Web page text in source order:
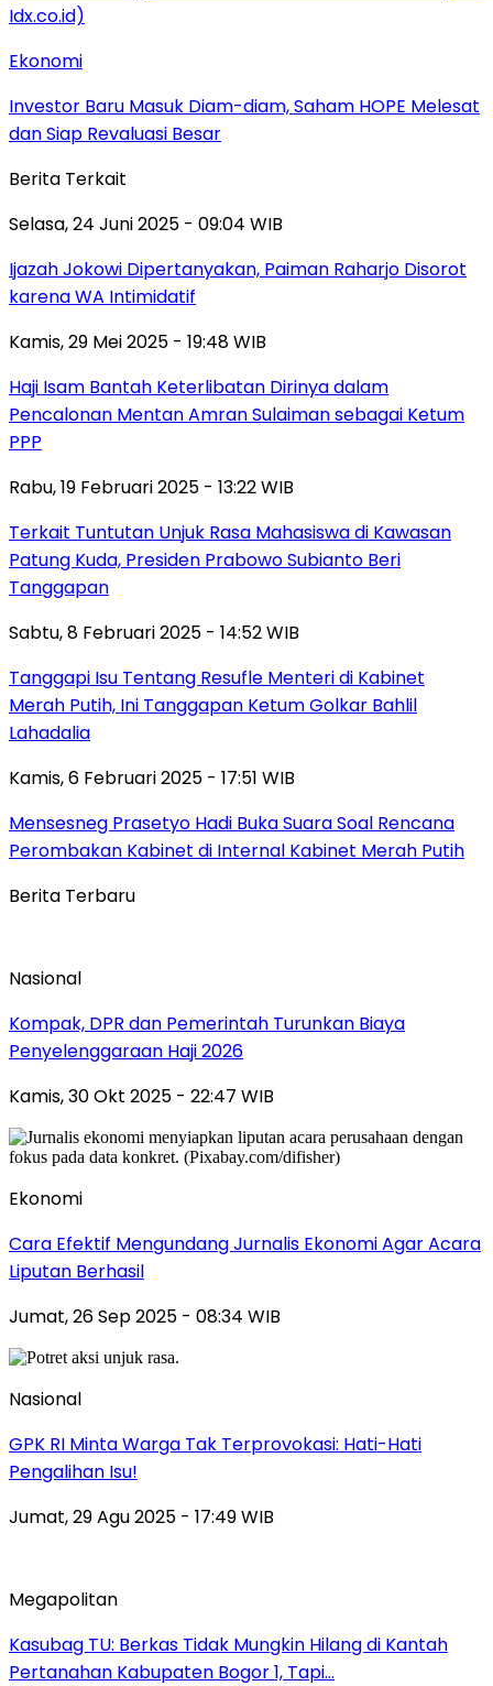
Ekonomi
Investor Baru Masuk Diam-diam, Saham HOPE Melesat
dan Siap Revaluasi Besar
Berita Terkait
Selasa, 24 Juni 2025 - 09:04 WIB
Ijazah Jokowi Dipertanyakan, Paiman Raharjo Disorot
karena WA Intimidatif
Kamis, 29 Mei 2025 - 19:48 WIB
Haji Isam Bantah Keterlibatan Dirinya dalam
Pencalonan Mentan Amran Sulaiman sebagai Ketum
PPP
Rabu, 19 Februari 2025 - 13:22 WIB
Terkait Tuntutan Unjuk Rasa Mahasiswa di Kawasan
Patung Kuda, Presiden Prabowo Subianto Beri
Tanggapan
Sabtu, 8 Februari 2025 - 14:52 WIB
Tanggapi Isu Tentang Resufle Menteri di Kabinet
Merah Putih, Ini Tanggapan Ketum Golkar Bahlil
Lahadalia
Kamis, 6 Februari 2025 - 17:51 WIB
Mensesneg Prasetyo Hadi Buka Suara Soal Rencana
Perombakan Kabinet di Internal Kabinet Merah Putih
Berita Terbaru
Nasional
Kompak, DPR dan Pemerintah Turunkan Biaya
Penyelenggaraan Haji 2026
Kamis, 30 Okt 2025 - 22:47 WIB
Ekonomi
Cara Efektif Mengundang Jurnalis Ekonomi Agar Acara
Liputan Berhasil
Jumat, 26 Sep 2025 - 08:34 WIB
Nasional
GPK RI Minta Warga Tak Terprovokasi: Hati-Hati
Pengalihan Isu!
Jumat, 29 Agu 2025 - 17:49 WIB
Megapolitan
Kasubag TU: Berkas Tidak Mungkin Hilang di Kantah
Pertanahan Kabupaten Bogor 1, Tapi…